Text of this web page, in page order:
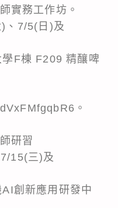
實務工作坊。
、7/5(日)及
學F棟 F209 精釀啤
。
研習
15(三)及
創新應用研發中